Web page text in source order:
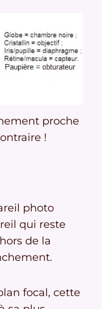
proche
!
photo
qui reste
de la
focal, cette